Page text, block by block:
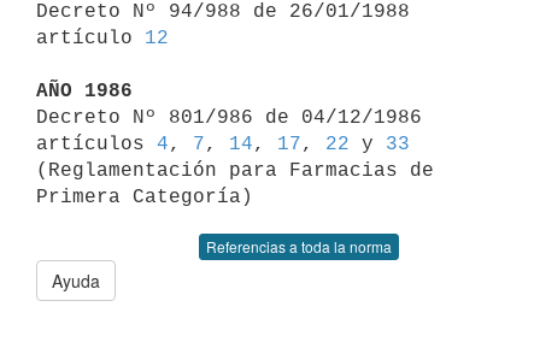
Decreto Nº 94/988 de 26/01/1988
artículo 12
AÑO 1986
Decreto Nº 801/986 de 04/12/1986
artículos 4, 7, 14, 17, 22 y 33
(Reglamentación para Farmacias de
Referencias a toda la norma
Ayuda